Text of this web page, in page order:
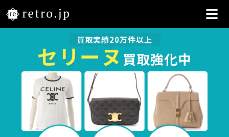
買取実績20万件以上
セリーヌ 買取強化中